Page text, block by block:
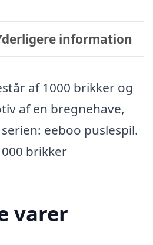
information
af 1000 brikker og
af en bregnehave,
eeboo puslespil.
brikker
varer